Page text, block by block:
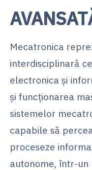
Mecatronica
interdisciplinară
electronica și
și funcționarea
sistemelor
capabile să
proceseze
autonome, într-un